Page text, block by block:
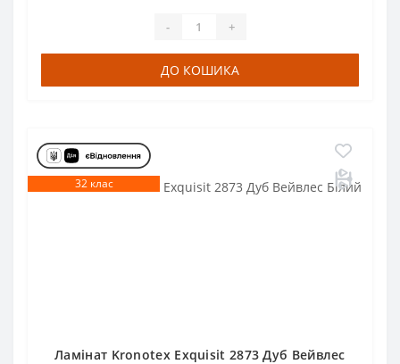
- +
ДО КОШИКА
32 клас
Ламінат Kronotex Exquisit 2873 Дуб Вейвлес